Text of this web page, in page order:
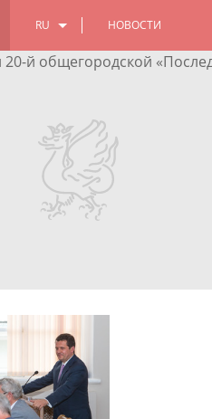
RU
TT
НОВОСТИ